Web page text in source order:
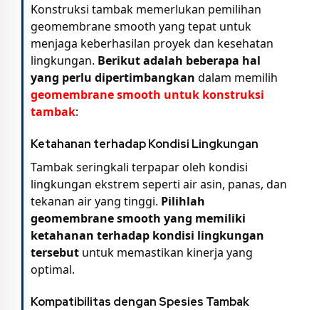
Konstruksi tambak memerlukan pemilihan
geomembrane smooth yang tepat untuk
menjaga keberhasilan proyek dan kesehatan
lingkungan. Berikut adalah beberapa hal
yang perlu dipertimbangkan dalam memilih
geomembrane smooth untuk konstruksi
tambak:
Ketahanan terhadap Kondisi Lingkungan
Tambak seringkali terpapar oleh kondisi
lingkungan ekstrem seperti air asin, panas, dan
tekanan air yang tinggi. Pilihlah
geomembrane smooth yang memiliki
ketahanan terhadap kondisi lingkungan
tersebut untuk memastikan kinerja yang
optimal.
Kompatibilitas dengan Spesies Tambak